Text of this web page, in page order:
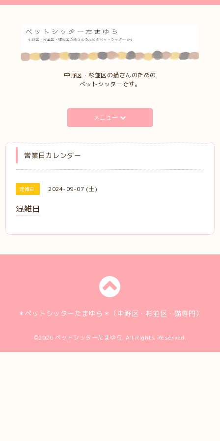
中野区・杉並区の猫さんのための
ペットシッターです。
メニュー
営業日カレンダー
混雑日 2024-09-07 (土)
混雑日
＊ペットシッターたまゆら＊（中野区・杉並区・猫専門）
©2026 ペットシッターたまゆら. All Rights Reserved.